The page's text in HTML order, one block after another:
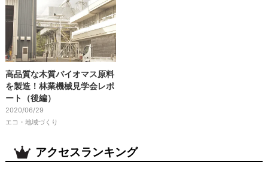
高品質な木質バイオマス原料
を製造！林業機械見学会レポ
ート（後編）
2020/06/29
エコ・地域づくり
アクセスランキング